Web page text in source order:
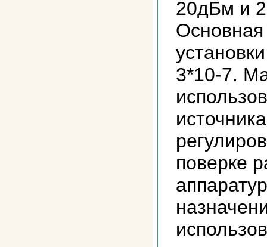
20дБм и
3*10-7.
поверке